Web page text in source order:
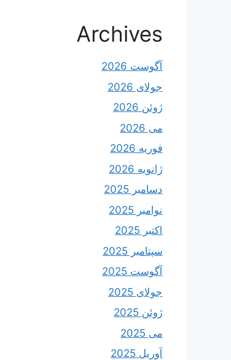
Archives
آگوست 2026
جولای 2026
ژوئن 2026
می 2026
فوریه 2026
ژانویه 2026
دسامبر 2025
نوامبر 2025
اکتبر 2025
سپتامبر 2025
آگوست 2025
جولای 2025
ژوئن 2025
می 2025
آوریل 2025